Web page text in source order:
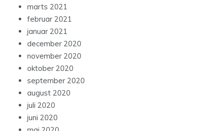
marts 2021
februar 2021
januar 2021
december 2020
november 2020
oktober 2020
september 2020
august 2020
juli 2020
juni 2020